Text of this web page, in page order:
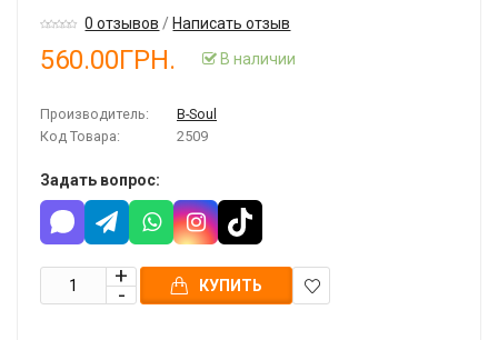
0 отзывов /Написать отзыв
560.00ГРН. В наличии
Производитель:
B-Soul
Код Товара:
2509
Задать вопрос:
КУПИТЬ